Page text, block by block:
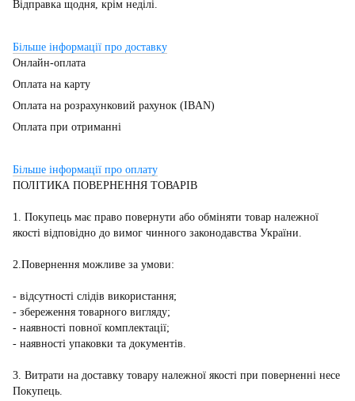
Відправка щодня, крім неділі.
Більше інформації про доставку
Онлайн-оплата
Оплата на карту
Оплата на розрахунковий рахунок (IBAN)
Оплата при отриманні
Більше інформації про оплату
ПОЛІТИКА ПОВЕРНЕННЯ ТОВАРІВ
1. Покупець має право повернути або обміняти товар належної
якості відповідно до вимог чинного законодавства України.
2.Повернення можливе за умови:
- відсутності слідів використання;
- збереження товарного вигляду;
- наявності повної комплектації;
- наявності упаковки та документів.
3. Витрати на доставку товару належної якості при поверненні несе
Покупець.